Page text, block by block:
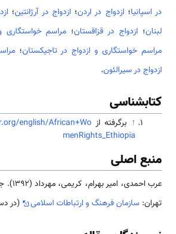
در اسپانیا؛ازدواج در اردن؛ازدواج در آرژانتین؛
لبنان؛ ازدواج در قزاقستان؛ مراسم خواستگاری
مراسم خواستگاری و ازدواج در تاجیکستان؛
ازدواج در سیرالئون.
کتابشناسی
↑ برگرفته از english/African+Wo
menRights_Ethiopia
منبع اصلی
عرب احمدی، امیر بهرام، کریمی، مهرداد (1392). جامعه و فرهنگ
تهران: سازمان فرهنگ و ارتباطات اسلامی (در